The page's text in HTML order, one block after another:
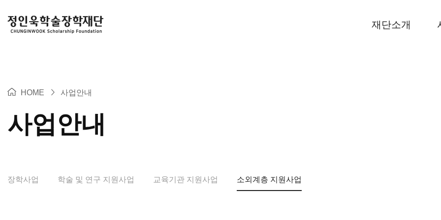
재단소개
HOME > 사업안내
사업안내
장학사업 학술 및 연구 지원사업 교육기관 지원사업 소외계층 지원사업